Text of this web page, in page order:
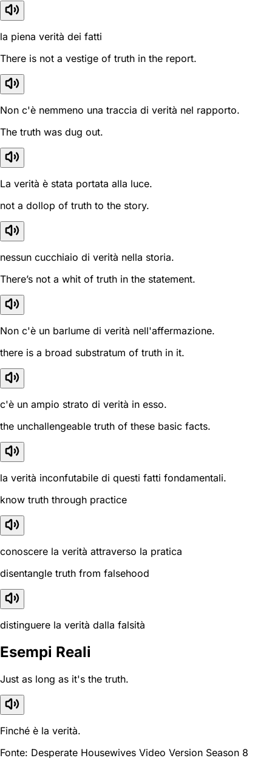
la piena verità dei fatti
There is not a vestige of truth in the report.
Non c'è nemmeno una traccia di verità nel rapporto.
The truth was dug out.
La verità è stata portata alla luce.
not a dollop of truth to the story.
nessun cucchiaio di verità nella storia.
There’s not a whit of truth in the statement.
Non c'è un barlume di verità nell'affermazione.
there is a broad substratum of truth in it.
c'è un ampio strato di verità in esso.
the unchallengeable truth of these basic facts.
la verità inconfutabile di questi fatti fondamentali.
know truth through practice
conoscere la verità attraverso la pratica
disentangle truth from falsehood
distinguere la verità dalla falsità
Esempi Reali
Just as long as it's the truth.
Finché è la verità.
Fonte: Desperate Housewives Video Version Season 8